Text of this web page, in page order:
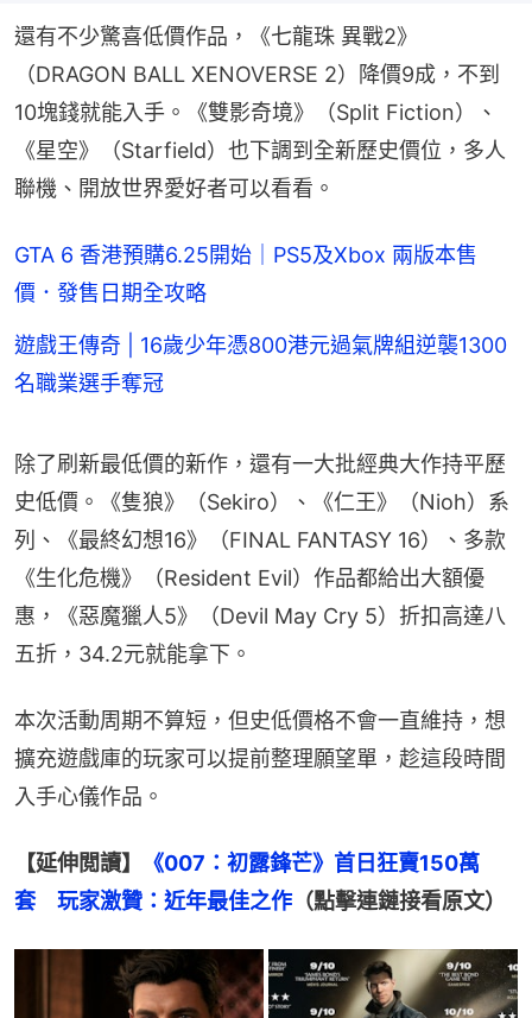
還有不少驚喜低價作品，《七龍珠 異戰2》
（DRAGON BALL XENOVERSE 2）降價9成，不到
10塊錢就能入手。《雙影奇境》（Split Fiction）、
《星空》（Starfield）也下調到全新歷史價位，多人
聯機、開放世界愛好者可以看看。
GTA 6 香港預購6.25開始｜PS5及Xbox 兩版本售
價．發售日期全攻略
遊戲王傳奇 | 16歲少年憑800港元過氣牌組逆襲1300
名職業選手奪冠
除了刷新最低價的新作，還有一大批經典大作持平歷
史低價。《隻狼》（Sekiro）、《仁王》（Nioh）系
列、《最終幻想16》（FINAL FANTASY 16）、多款
《生化危機》（Resident Evil）作品都給出大額優
惠，《惡魔獵人5》（Devil May Cry 5）折扣高達八
五折，34.2元就能拿下。
本次活動周期不算短，但史低價格不會一直維持，想
擴充遊戲庫的玩家可以提前整理願望單，趁這段時間
入手心儀作品。
【延伸閲讀】
《007：初露鋒芒》首日狂賣150萬
套　玩家激贊：近年最佳之作 （點擊連鏈接看原文）